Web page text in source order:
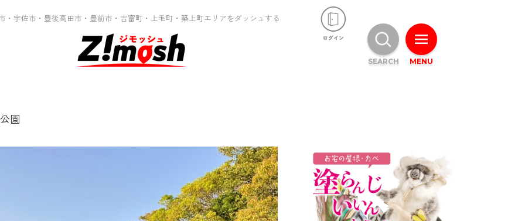
・宇佐市・豊後高田市・豊前市・吉富町・上毛町・築上町エリアをダッシュする
園
MENU
SEARCH